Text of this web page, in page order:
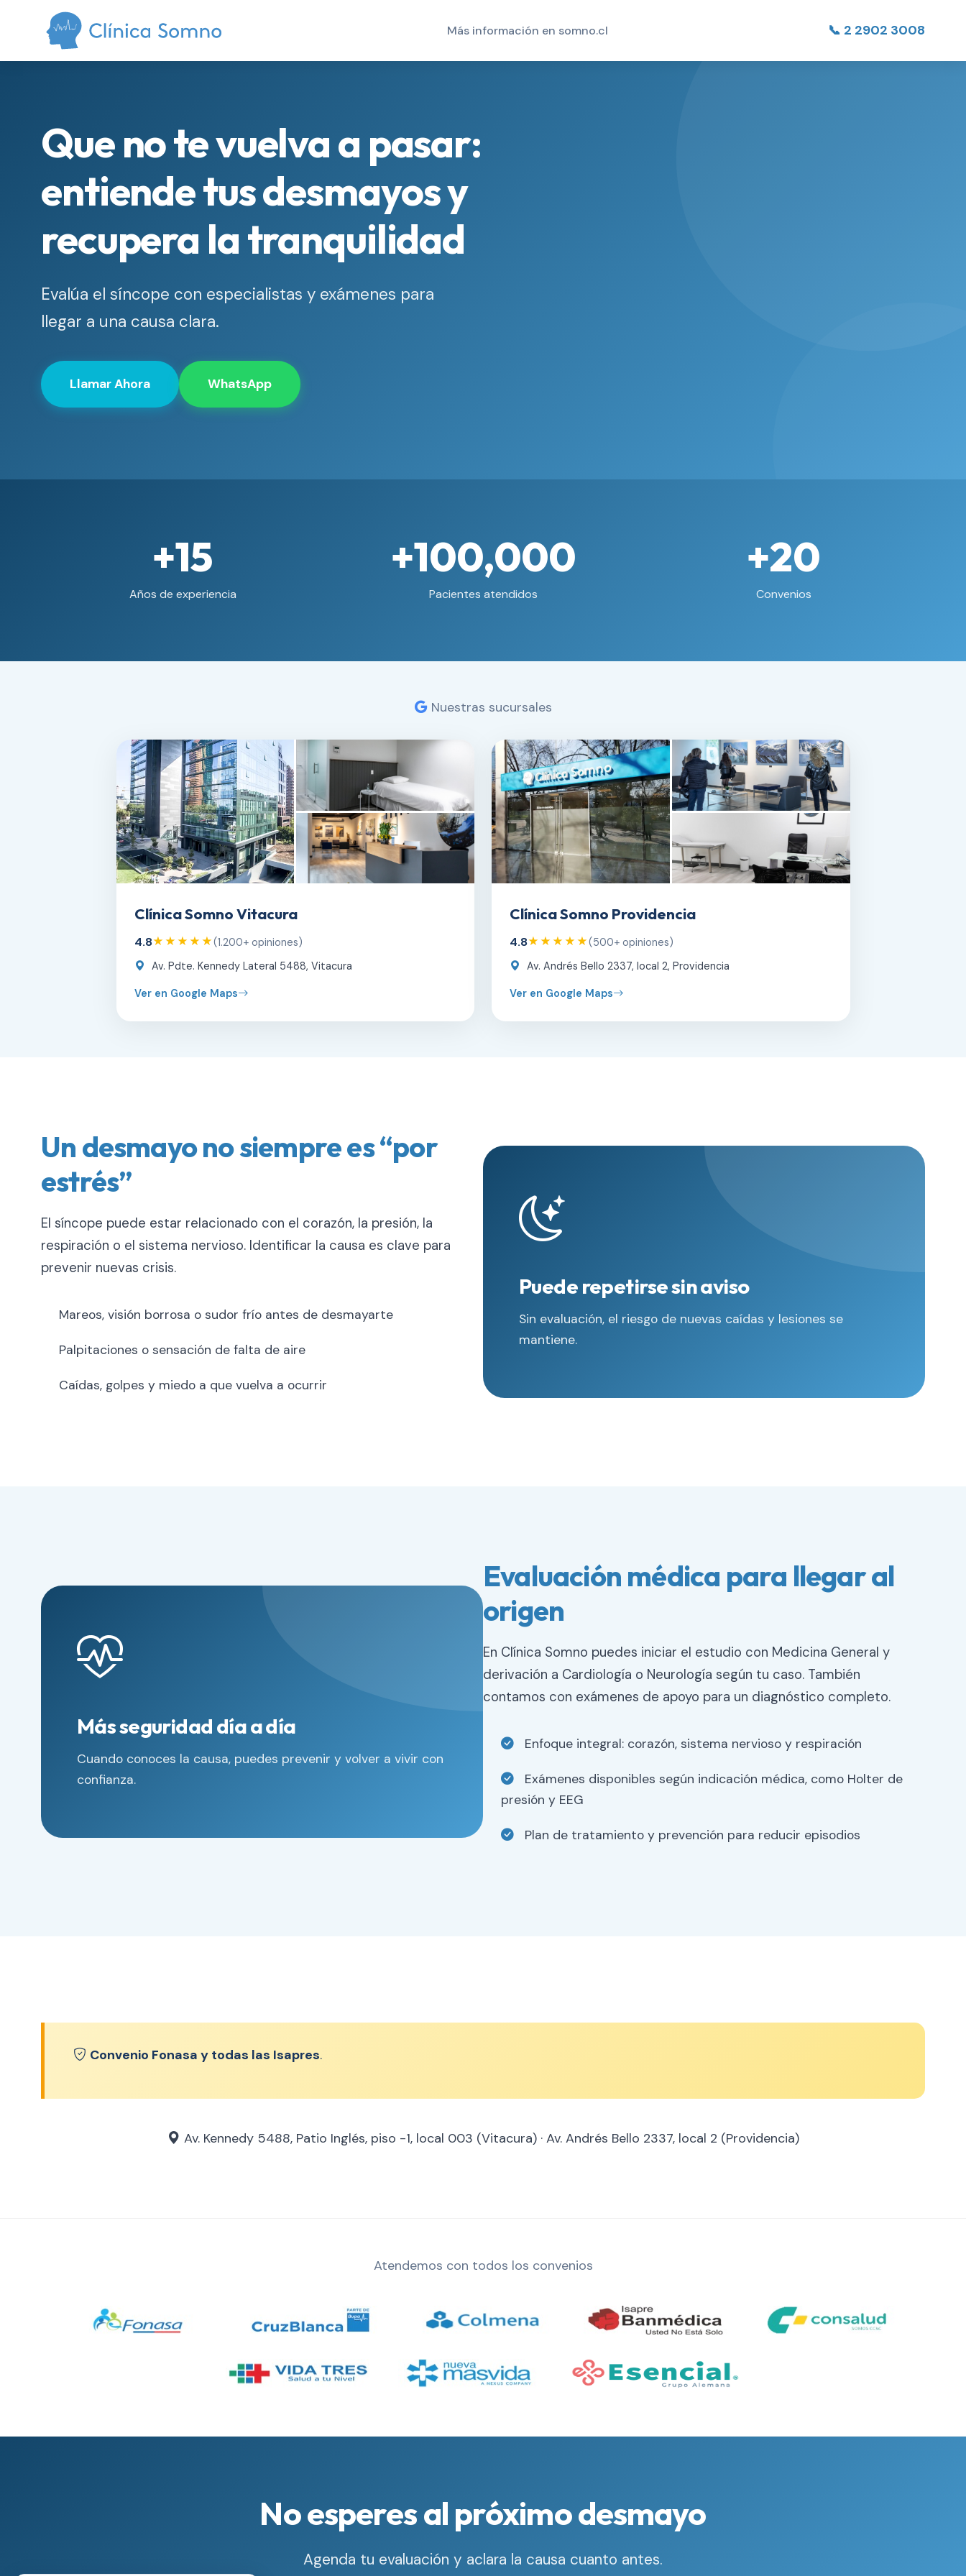
Más información en somno.cl 📞 2 2902 3008
Que no te vuelva a pasar:
entiende tus desmayos y
recupera la tranquilidad
Evalúa el síncope con especialistas y exámenes para
llegar a una causa clara.
Llamar Ahora WhatsApp
+15
Años de experiencia
+100,000
Pacientes atendidos
+20
Convenios
Nuestras sucursales
Clínica Somno Vitacura
4.8★★★★★(1.200+ opiniones)
Av. Pdte. Kennedy Lateral 5488, Vitacura
Ver en Google Maps
Clínica Somno Providencia
4.8★★★★★(500+ opiniones)
Av. Andrés Bello 2337, local 2, Providencia
Ver en Google Maps
Un desmayo no siempre es “por
estrés”
El síncope puede estar relacionado con el corazón, la presión, la
respiración o el sistema nervioso. Identificar la causa es clave para
prevenir nuevas crisis.
Mareos, visión borrosa o sudor frío antes de desmayarte
Palpitaciones o sensación de falta de aire
Caídas, golpes y miedo a que vuelva a ocurrir
Puede repetirse sin aviso
Sin evaluación, el riesgo de nuevas caídas y lesiones se
mantiene.
Evaluación médica para llegar al
origen
En Clínica Somno puedes iniciar el estudio con Medicina General y
derivación a Cardiología o Neurología según tu caso. También
contamos con exámenes de apoyo para un diagnóstico completo.
Enfoque integral: corazón, sistema nervioso y respiración
Exámenes disponibles según indicación médica, como Holter de
presión y EEG
Plan de tratamiento y prevención para reducir episodios
Más seguridad día a día
Cuando conoces la causa, puedes prevenir y volver a vivir con
confianza.
Convenio Fonasa y todas las Isapres.
Av. Kennedy 5488, Patio Inglés, piso -1, local 003 (Vitacura) · Av. Andrés Bello 2337, local 2 (Providencia)
Atendemos con todos los convenios
No esperes al próximo desmayo
Agenda tu evaluación y aclara la causa cuanto antes.